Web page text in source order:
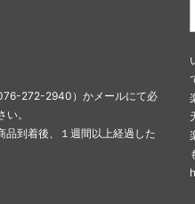
272-2940）かメールにて必
。
到着後、１週間以上経過した